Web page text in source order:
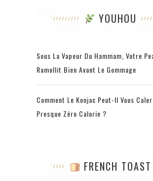
YOUHOU
Sous La Vapeur Du Hammam, Votre
Ramollit Bien Avant Le Gommage
Comment Le Konjac Peut-Il Vous
Presque Zéro Calorie ?
FRENCH TOAST